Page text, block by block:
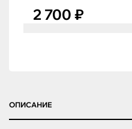
2 700 ₽
ОПИСАНИЕ